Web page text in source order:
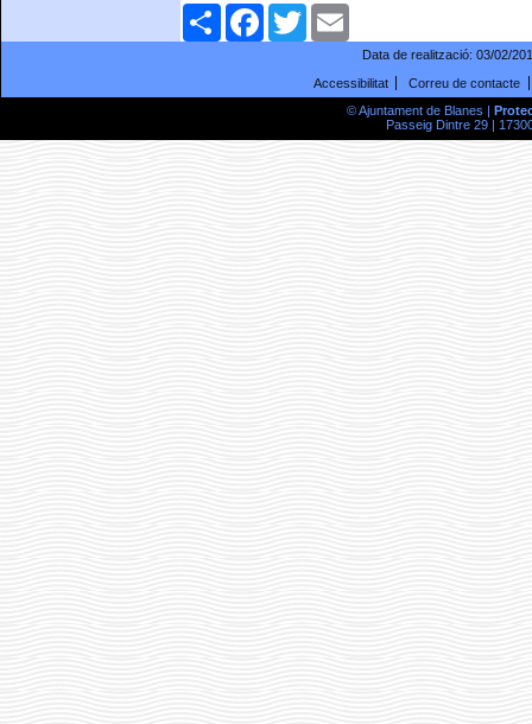
ComparteixFacebookTwitter
Data de realització: 03/02/
Accessibilitat
Correu de contacte
© Ajuntament de Blanes |
Passeig Dintre 29 |